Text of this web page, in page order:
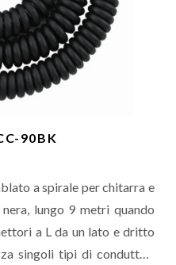
90BK
a spirale per chitarra e
lungo 9 metri quando
a L da un lato e dritto
singoli tipi di conduttori